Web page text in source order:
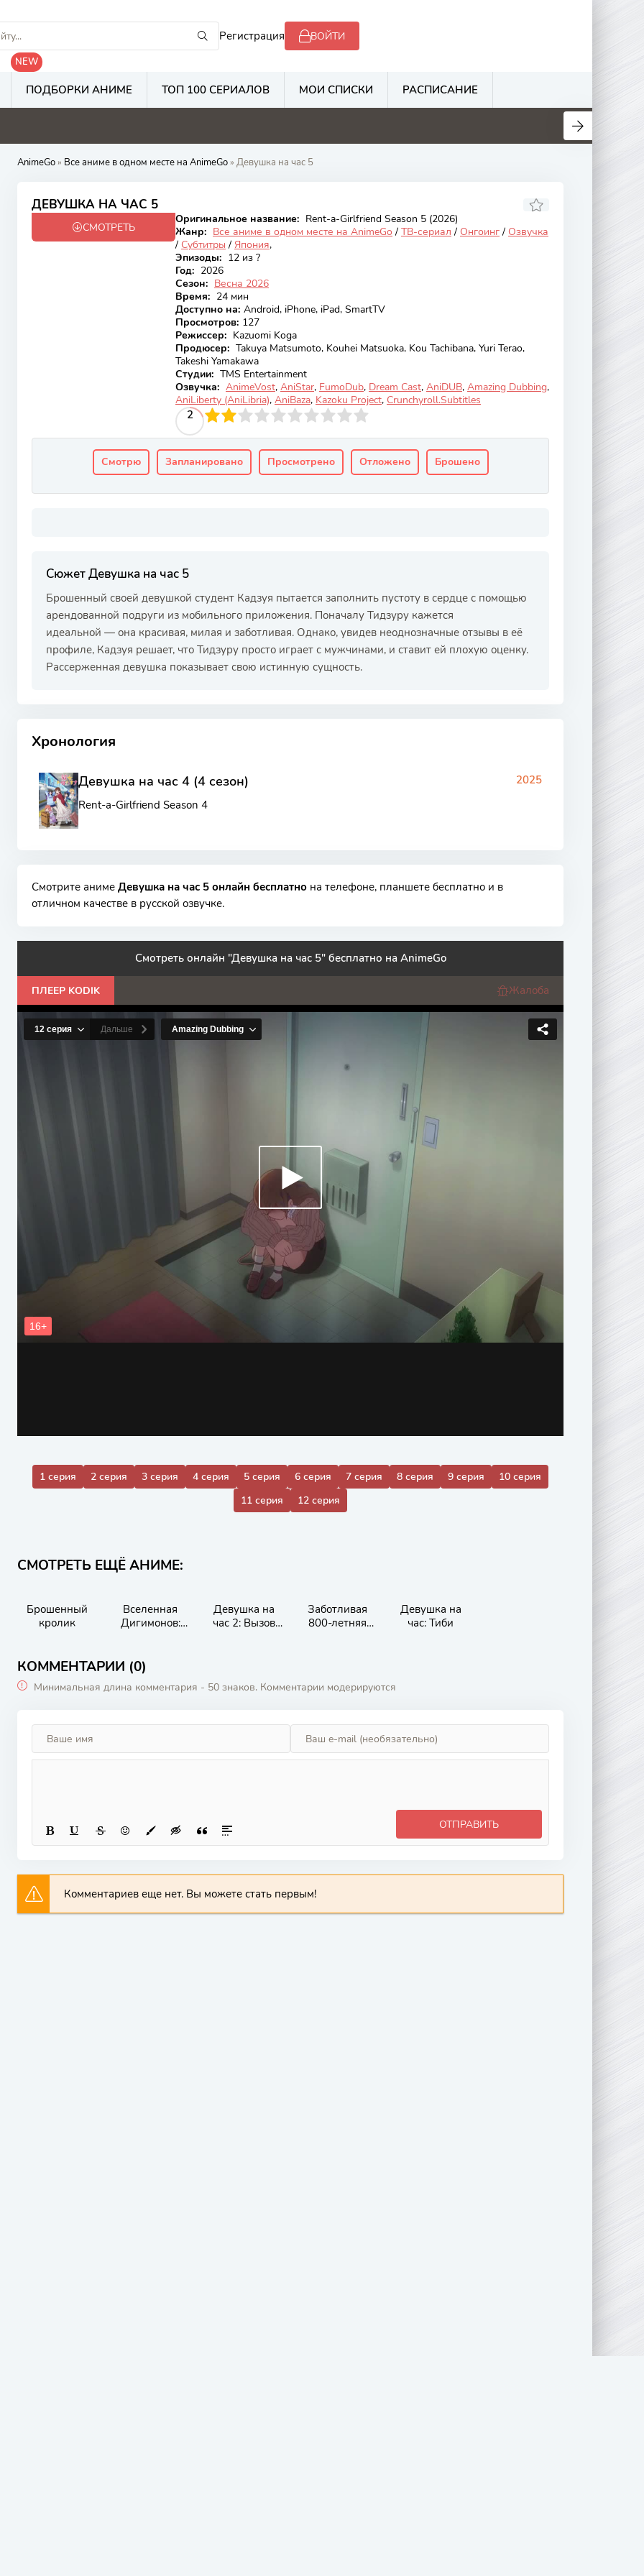
Регистрация ВОЙТИ
NEW
ПОДБОРКИ АНИМЕ ТОП 100 СЕРИАЛОВ МОИ СПИСКИ РАСПИСАНИЕ
AnimeGo» Все аниме в одном месте на AnimeGo» Девушка на час 5
ДЕВУШКА НА ЧАС 5
6.21
СМОТРЕТЬ
Оригинальное название: Rent-a-Girlfriend Season 5 (2026)
Жанр: Все аниме в одном месте на AnimeGo / ТВ-сериал / Онгоинг / Озвучка
/ Субтитры / Япония,
Эпизоды: 12 из ?
Год: 2026
Сезон: Весна 2026
Время: 24 мин
Доступно на: Android, iPhone, iPad, SmartTV
Просмотров: 127
Режиссер: Kazuomi Koga
Продюсер: Takuya Matsumoto, Kouhei Matsuoka, Kou Tachibana, Yuri Terao,
Takeshi Yamakawa
Студии: TMS Entertainment
Озвучка: AnimeVost, AniStar, FumoDub, Dream Cast, AniDUB, Amazing Dubbing,
AniLiberty (AniLibria), AniBaza, Kazoku Project, Crunchyroll.Subtitles
2
4 5 6 7 8 9 10
Смотрю Запланировано Просмотрено Отложено Брошено
Сюжет Девушка на час 5
Брошенный своей девушкой студент Кадзуя пытается заполнить пустоту в сердце с помощью
арендованной подруги из мобильного приложения. Поначалу Тидзуру кажется
идеальной — она красивая, милая и заботливая. Однако, увидев неоднозначные отзывы в её
профиле, Кадзуя решает, что Тидзуру просто играет с мужчинами, и ставит ей плохую оценку.
Рассерженная девушка показывает свою истинную сущность.
Хронология
Девушка на час 4 (4 сезон)
Rent-a-Girlfriend Season 4
2025
Смотрите аниме Девушка на час 5 онлайн бесплатно на телефоне, планшете бесплатно и в
отличном качестве в русской озвучке.
Смотреть онлайн "Девушка на час 5" бесплатно на AnimeGo
ПЛЕЕР KODIK Жалоба
1 серия 2 серия 3 серия 4 серия 5 серия 6 серия 7 серия 8 серия 9 серия
10 серия
11 серия
12 серия
СМОТРЕТЬ ЕЩЁ АНИМЕ:
Брошенный
кролик
Вселенная
Дигимонов:
Девушка на
час 2: Вызов
Заботливая
800-летняя
Девушка на
час: Тиби
КОММЕНТАРИИ (0)
Минимальная длина комментария - 50 знаков. Комментарии модерируются
ОТПРАВИТЬ
Комментариев еще нет. Вы можете стать первым!